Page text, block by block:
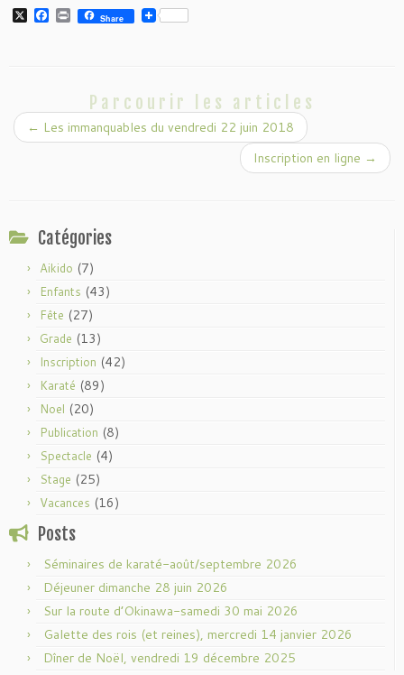
X F
k
P Share
Parcourir les articles
← Les immanquables du vendredi 22 juin 2018
Inscription en ligne →
Catégories
Aikido (7)
Enfants (43)
Fête (27)
Grade (13)
Inscription (42)
Karaté (89)
Noel (20)
Publication (8)
Spectacle (4)
Stage (25)
Vacances (16)
Posts
Séminaires de karaté-août/septembre 2026
Déjeuner dimanche 28 juin 2026
Sur la route d’Okinawa-samedi 30 mai 2026
Galette des rois (et reines), mercredi 14 janvier 2026
Dîner de Noël, vendredi 19 décembre 2025